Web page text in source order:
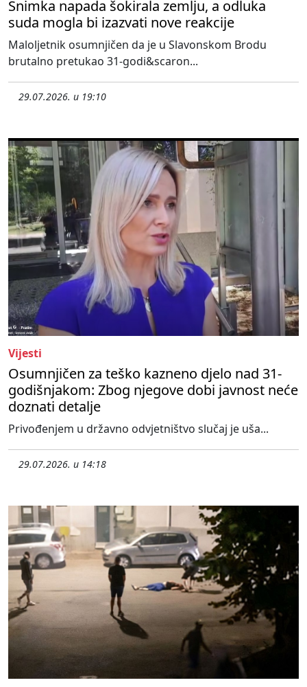
Snimka napada šokirala zemlju, a odluka
suda mogla bi izazvati nove reakcije
Maloljetnik osumnjičen da je u Slavonskom Brodu
brutalno pretukao 31-godi&scaron...
29.07.2026. u 19:10
Vijesti
Osumnjičen za teško kazneno djelo nad 31-
godišnjakom: Zbog njegove dobi javnost neće
doznati detalje
Privođenjem u državno odvjetništvo slučaj je uša...
29.07.2026. u 14:18